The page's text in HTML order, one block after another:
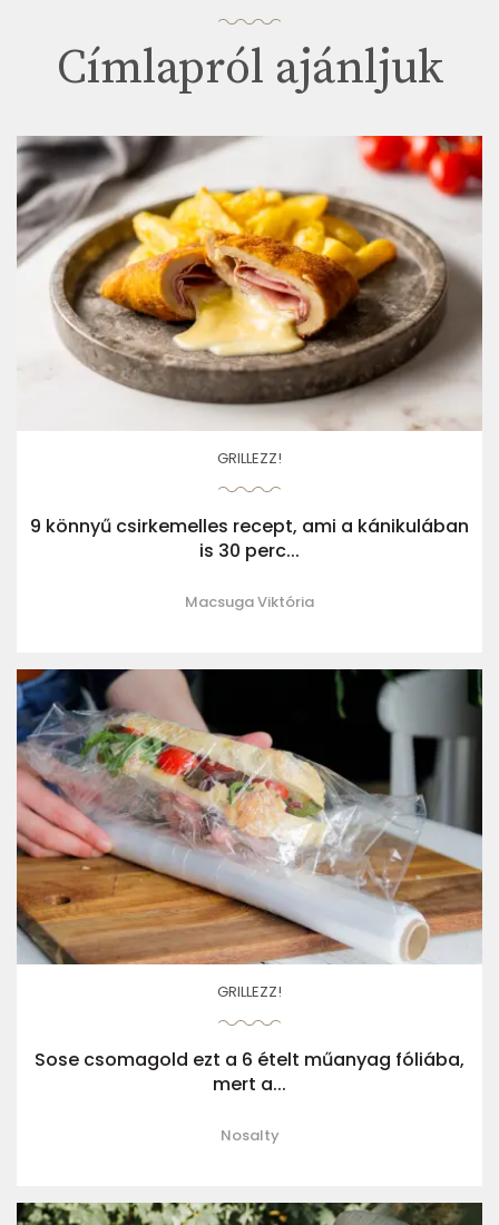
Címlapról ajánljuk
GRILLEZZ!
9 könnyű csirkemelles recept, ami a kánikulában
is 30 perc...
Macsuga Viktória
GRILLEZZ!
Sose csomagold ezt a 6 ételt műanyag fóliába,
mert a...
Nosalty